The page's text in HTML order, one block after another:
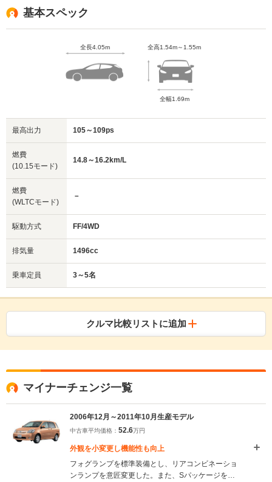
基本スペック
全長4.05m 全高1.54m～1.55m
全幅1.69m
最高出力 105～109ps
燃費
(10.15モード)
14.8～16.2km/L
燃費
(WLTCモード)
－
駆動方式 FF/4WD
排気量 1496cc
乗車定員 3～5名
クルマ比較リストに追加
マイナーチェンジ一覧
2006年12月～2011年10月生産モデル
中古車平均価格： 52.6万円
外観を小変更し機能性も向上
フォグランプを標準装備とし、リアコンビネーショ
ンランプを意匠変更した。また、Sパッケージを除